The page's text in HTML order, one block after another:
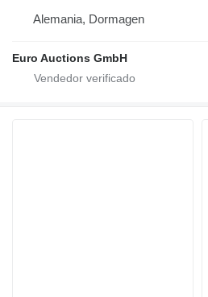
Alemania, Dormagen
Euro Auctions GmbH